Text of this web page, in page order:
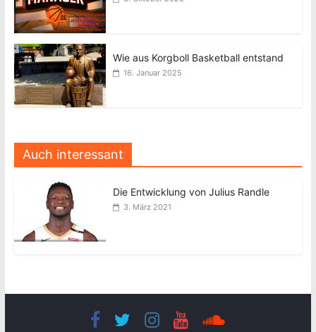
Wie aus Korgboll Basketball entstand
16. Januar 2025
Auch interessant
Die Entwicklung von Julius Randle
3. März 2021